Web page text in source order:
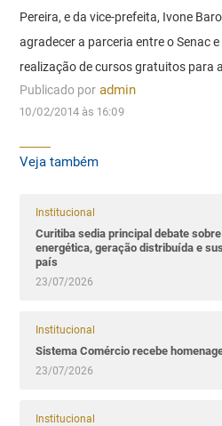
Pereira, e da vice-prefeita, Ivone
agradecer a parceria entre o Senac
realização de cursos gratuitos para
Publicado por admin
10/02/2014 às 16:09
Veja também
Institucional
Curitiba sedia principal debate
energética, geração distribuída e
país
23/07/2026
Institucional
Sistema Comércio recebe
23/07/2026
Institucional